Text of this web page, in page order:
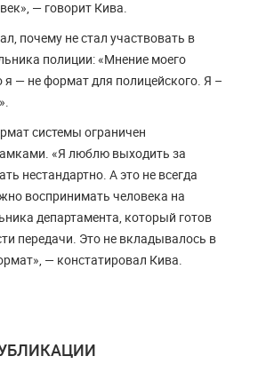
— говорит Кива.
почему не стал участвовать в
полиции: «Мнение моего
я — не формат для полицейского. Я –
системы ограничен
«Я люблю выходить за
нестандартно. А это не всегда
воспринимать человека на
департамента, который готов
передачи. Это не вкладывалось в
— констатировал Кива.